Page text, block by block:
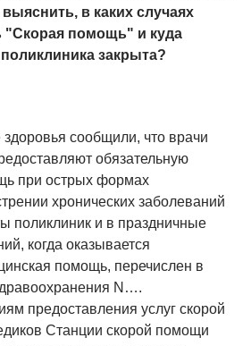
в каких случаях
"Скорая помощь" и куда
закрыта?
здоровья сообщили, что врачи
обязательную
при острых формах
хронических заболеваний
поликлиник и в праздничные
когда оказывается
помощь, перечислен в
N….
предоставления услуг скорой
Станции скорой помощи